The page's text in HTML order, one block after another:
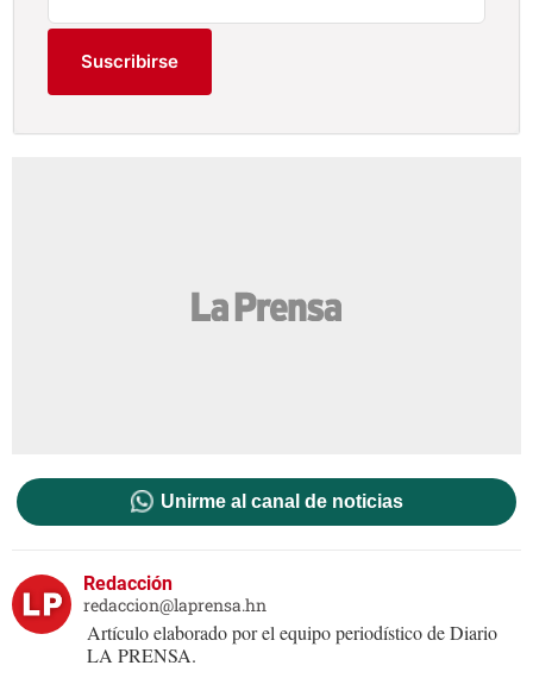
Suscribirse
Unirme al canal de noticias
Redacción
redaccion@laprensa.hn
Artículo elaborado por el equipo periodístico de Diario
LA PRENSA.